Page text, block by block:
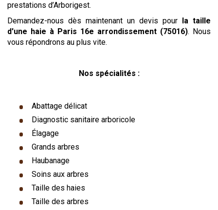
prestations d’Arborigest.
Demandez-nous dès maintenant un devis pour la taille
d'une haie à Paris 16e arrondissement (75016). Nous
vous répondrons au plus vite.
Nos spécialités :
Abattage délicat
Diagnostic sanitaire arboricole
Élagage
Grands arbres
Haubanage
Soins aux arbres
Taille des haies
Taille des arbres